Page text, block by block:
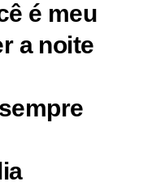
é meu
a noite